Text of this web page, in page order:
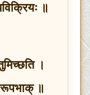
॥
।
॥